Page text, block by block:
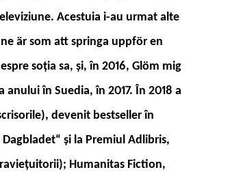
Acestuia i-au urmat alte
är som att springa uppför en
soția sa, și, în 2016, Glöm mig
în Suedia, în 2017. În 2018 a
devenit bestseller în
și la Premiul Adlibris,
Humanitas Fiction,